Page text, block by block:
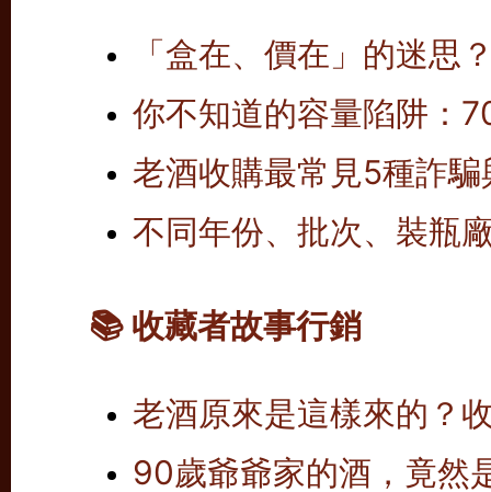
「盒在、價在」的迷思
你不知道的容量陷阱：
老酒收購最常見5種詐騙
不同年份、批次、裝瓶
📚 收藏者故事行銷
老酒原來是這樣來的？
90歲爺爺家的酒，竟然